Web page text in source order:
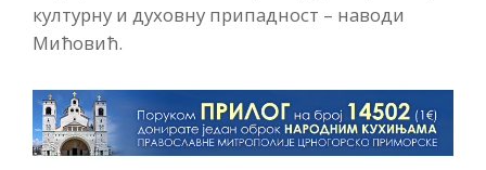
културну и духовну припадност – наводи
Мићовић.